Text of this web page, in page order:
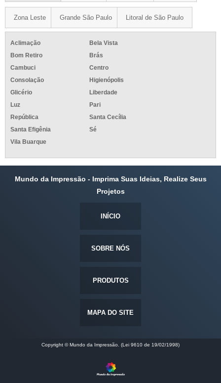
Zona Leste Grande São Paulo Litoral de São Paulo
Aclimação
Bela Vista
Bom Retiro
Brás
Cambuci
Centro
Consolação
Higienópolis
Glicério
Liberdade
Luz
Pari
República
Santa Cecília
Santa Efigênia
Sé
Vila Buarque
Mundo da Impressão - Imprima Suas Ideias, Realize Seus
Projetos
INÍCIO
SOBRE NÓS
PRODUTOS
MAPA DO SITE
Copyright © Mundo da Impressão. (Lei 9610 de 19/02/1998)